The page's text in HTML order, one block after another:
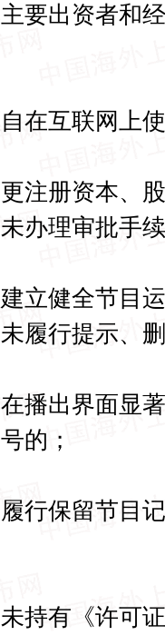
要出资者和
互联网上使
册资本、股
办理审批手
健全节目运
履行提示、
出界面显著
的；
保留节目记
有《许可证